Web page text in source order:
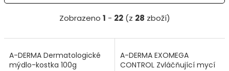
Zobrazeno 1 - 22(z 28 zboží)
A-DERMA Dermatologické
mýdlo-kostka 100g
A-DERMA EXOMEGA
CONTROL Zvláčňující mycí